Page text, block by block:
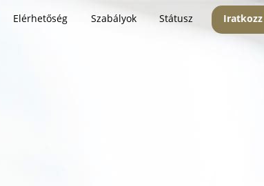
Elérhetőség Szabályok Státusz